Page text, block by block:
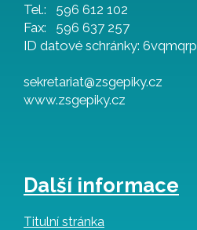
Tel.: 596 612 102
Fax: 596 637 257
ID datové schránky: 6vqmqrp
sekretariat@zsgepiky.cz
www.zsgepiky.cz
Další informace
Titulní stránka